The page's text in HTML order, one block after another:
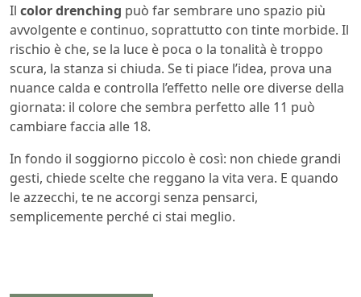
Il color drenching può far sembrare uno spazio più
avvolgente e continuo, soprattutto con tinte morbide. Il
rischio è che, se la luce è poca o la tonalità è troppo
scura, la stanza si chiuda. Se ti piace l’idea, prova una
nuance calda e controlla l’effetto nelle ore diverse della
giornata: il colore che sembra perfetto alle 11 può
cambiare faccia alle 18.
In fondo il soggiorno piccolo è così: non chiede grandi
gesti, chiede scelte che reggano la vita vera. E quando
le azzecchi, te ne accorgi senza pensarci,
semplicemente perché ci stai meglio.